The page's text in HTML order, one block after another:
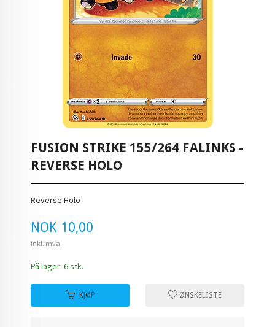
FUSION STRIKE 155/264 FALINKS -
REVERSE HOLO
Reverse Holo
Pris
NOK 10,00
inkl. mva.
På lager: 6 stk.
KJØP ØNSKELISTE